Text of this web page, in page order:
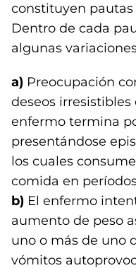
constituyen
Dentro de cada
algunas
a) Preocupación
deseos
enfermo termina
presentándose
los cuales
comida en
b) El enfermo
aumento de peso
uno o más de uno
vómitos